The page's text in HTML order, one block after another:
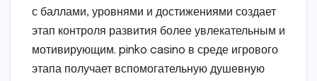
с баллами, уровнями и достижениями создает
этап контроля развития более увлекательным и
мотивирующим. pinko casino в среде игрового
этапа получает вспомогательную душевную